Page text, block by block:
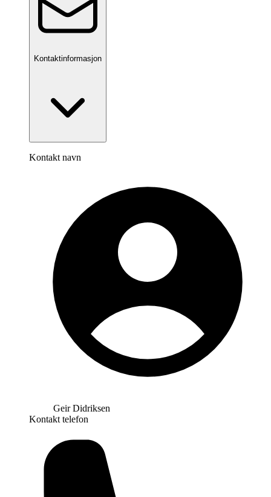
Kontaktinformasjon
Kontakt navn
Geir Didriksen
Kontakt telefon